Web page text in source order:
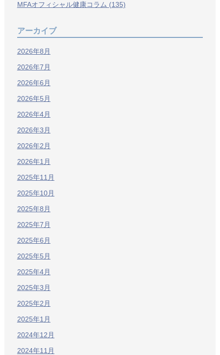
MFAオフィシャル健康コラム (135)
アーカイブ
2026年8月
2026年7月
2026年6月
2026年5月
2026年4月
2026年3月
2026年2月
2026年1月
2025年11月
2025年10月
2025年8月
2025年7月
2025年6月
2025年5月
2025年4月
2025年3月
2025年2月
2025年1月
2024年12月
2024年11月